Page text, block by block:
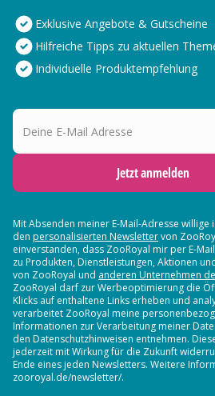
Exklusive Angebote & Gutscheine
Hilfreiche Tipps zu aktuellen
Individuelle Produktempfehlung
Deine E-Mail Adresse
Jetzt anmelden
Mit Absenden meiner E-Mail-Adresse willige
den personalisierten Newslettervon
einverstanden, dass ZooRoyal mir per E-
zu Produkten, Dienstleistungen, Aktionen
von ZooRoyal und anderen Unternehmen
ZooRoyal darf zur Werbeoptimierung die
Klicks auf enthaltene Links erheben und
verarbeitet ZooRoyal meine
Informationen zur Verarbeitung meiner
den Datenschutzhinweisen entnehmen.
jederzeit mit Wirkung für die Zukunft
Ende eines jeden Newsletters. Weitere
zooroyal.de/newsletter/.